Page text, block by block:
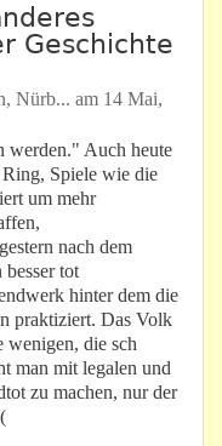
Geschichte
Nürb... am 14 Mai,
werden." Auch heute
Spiele wie die
um mehr
nach dem
tot
hinter dem die
praktiziert. Das Volk
wenigen, die sch
man mit legalen und
zu machen, nur der